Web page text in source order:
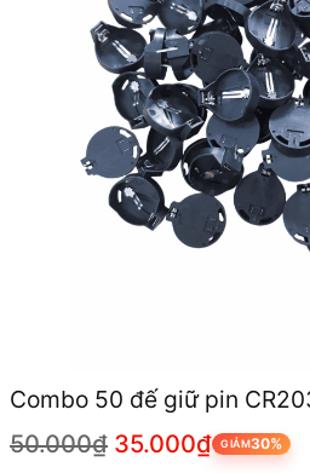
Combo 50 đế giữ pin
50.000₫ 35.000₫ GIẢM30%